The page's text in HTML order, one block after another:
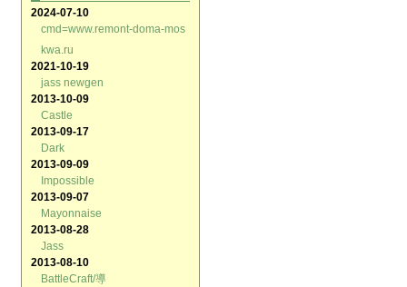
2024-07-10
cmd=www.remont-doma-mos
kwa.ru
2021-10-19
jass newgen
2013-10-09
Castle
2013-09-17
Dark
2013-09-09
Impossible
2013-09-07
Mayonnaise
2013-08-28
Jass
2013-08-10
BattleCraft/導